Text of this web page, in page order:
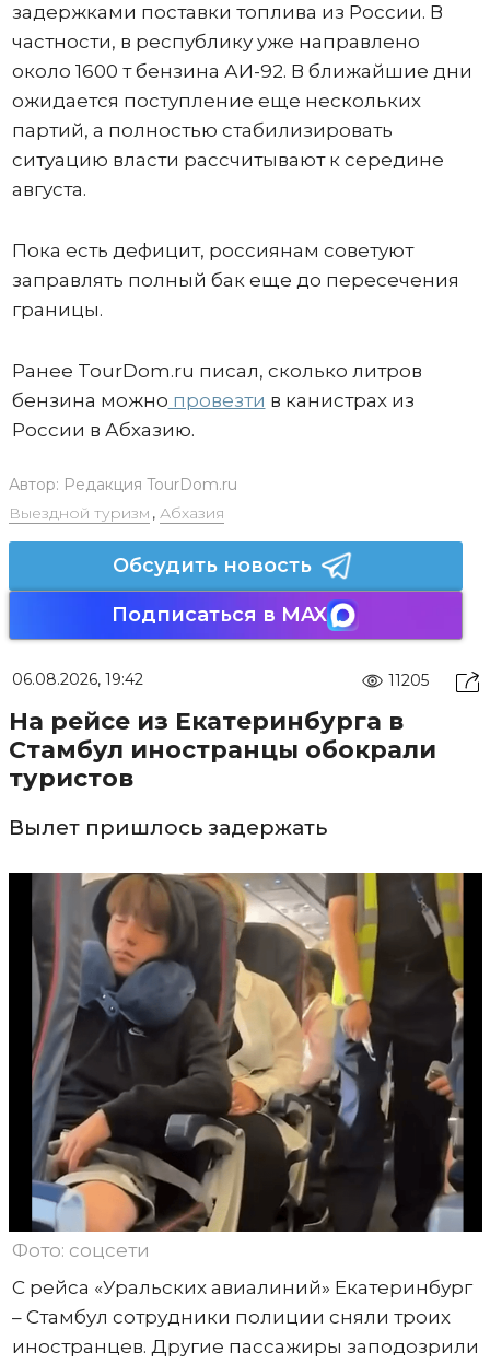
задержками поставки топлива из России. В
частности, в республику уже направлено
около 1600 т бензина АИ-92. В ближайшие дни
ожидается поступление еще нескольких
партий, а полностью стабилизировать
ситуацию власти рассчитывают к середине
августа.
Пока есть дефицит, россиянам советуют
заправлять полный бак еще до пересечения
границы.
Ранее TourDom.ru писал, сколько литров
бензина можно провезти в канистрах из
России в Абхазию.
Автор: Редакция TourDom.ru
Выездной туризм , Абхазия
Обсудить новость
Подписаться в MAX
06.08.2026, 19:42 11205
На рейсе из Екатеринбурга в
Стамбул иностранцы обокрали
туристов
Вылет пришлось задержать
Фото: соцсети
С рейса «Уральских авиалиний» Екатеринбург
– Стамбул сотрудники полиции сняли троих
иностранцев. Другие пассажиры заподозрили